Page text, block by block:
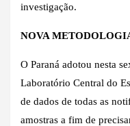
investigação.
NOVA
O Paraná adotou nesta
Laboratório Central do
de dados de todas as
amostras a fim de